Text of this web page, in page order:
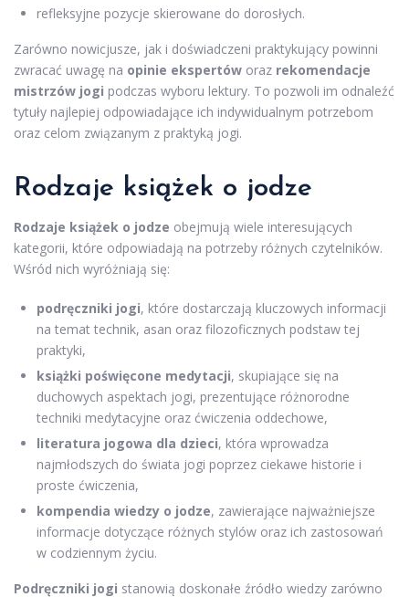
refleksyjne pozycje skierowane do dorosłych.
Zarówno nowicjusze, jak i doświadczeni praktykujący powinni
zwracać uwagę na opinie ekspertów oraz rekomendacje
mistrzów jogi podczas wyboru lektury. To pozwoli im odnaleźć
tytuły najlepiej odpowiadające ich indywidualnym potrzebom
oraz celom związanym z praktyką jogi.
Rodzaje książek o jodze
Rodzaje książek o jodze obejmują wiele interesujących
kategorii, które odpowiadają na potrzeby różnych czytelników.
Wśród nich wyróżniają się:
podręczniki jogi, które dostarczają kluczowych informacji
na temat technik, asan oraz filozoficznych podstaw tej
praktyki,
książki poświęcone medytacji, skupiające się na
duchowych aspektach jogi, prezentujące różnorodne
techniki medytacyjne oraz ćwiczenia oddechowe,
literatura jogowa dla dzieci, która wprowadza
najmłodszych do świata jogi poprzez ciekawe historie i
proste ćwiczenia,
kompendia wiedzy o jodze, zawierające najważniejsze
informacje dotyczące różnych stylów oraz ich zastosowań
w codziennym życiu.
Podręczniki jogi stanowią doskonałe źródło wiedzy zarówno